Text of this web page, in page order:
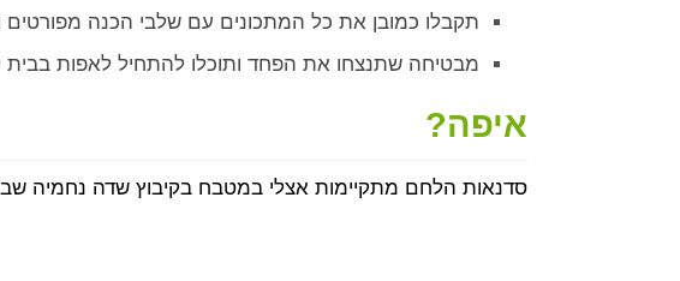
תקבלו כמובן את כל המתכונים עם שלבי הכנה מפורטים
מבטיחה שתנצחו את הפחד ותוכלו להתחיל לאפות
איפה?
סדנאות הלחם מתקיימות אצלי במטבח בקיבוץ שדה נחמיה